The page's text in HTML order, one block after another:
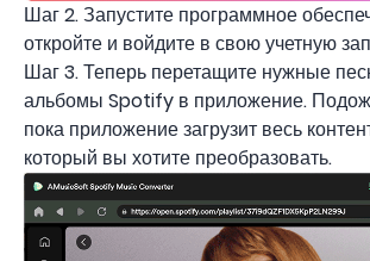
Шаг 2. Запустите программное
откройте и войдите в свою учетную
Шаг 3. Теперь перетащите нужные
альбомы Spotify в приложение.
пока приложение загрузит весь
который вы хотите преобразовать.